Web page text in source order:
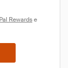
Rewards e